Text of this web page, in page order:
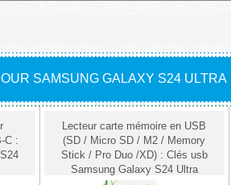
SAMSUNG GALAXY S24 ULTRA
C :
Lecteur carte mémoire en USB
(SD / Micro SD / M2 / Memory
Stick / Pro Duo /XD) : Clés usb
Samsung Galaxy S24 Ultra